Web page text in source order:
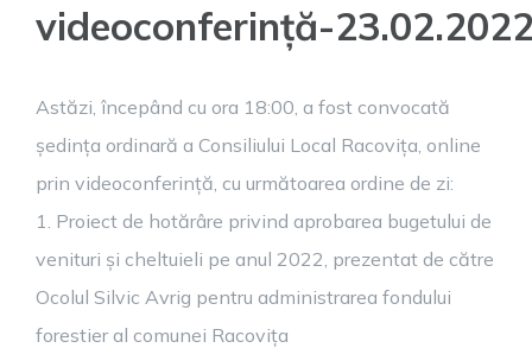
videoconferință-
Astăzi, începând cu ora 18:00, a fost convocată
ședința ordinară a Consiliului Local Racovița, online
prin videoconferință, cu următoarea ordine de zi:
1. Proiect de hotărâre privind aprobarea bugetului de
venituri și cheltuieli pe anul 2022, prezentat de către
Ocolul Silvic Avrig pentru administrarea fondului
forestier al comunei Racovița